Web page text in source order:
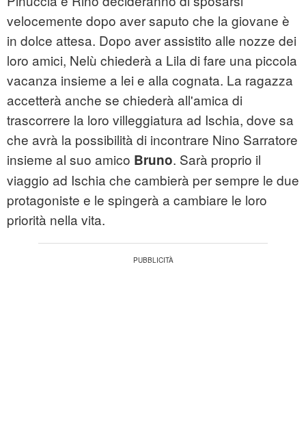
velocemente dopo aver saputo che la giovane è
in dolce attesa. Dopo aver assistito alle nozze dei
loro amici, Nelù chiederà a Lila di fare una piccola
vacanza insieme a lei e alla cognata. La ragazza
accetterà anche se chiederà all'amica di
trascorrere la loro villeggiatura ad Ischia, dove sa
che avrà la possibilità di incontrare Nino Sarratore
insieme al suo amico Bruno. Sarà proprio il
viaggio ad Ischia che cambierà per sempre le due
protagoniste e le spingerà a cambiare le loro
priorità nella vita.